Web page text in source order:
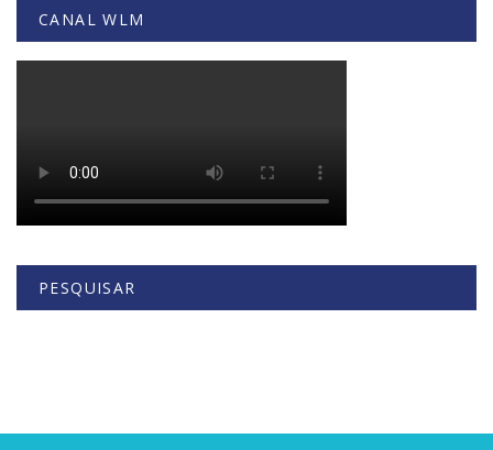
CANAL WLM
PESQUISAR